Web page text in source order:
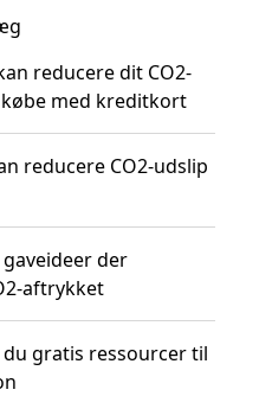
reducere dit CO2-
med kreditkort
reducere CO2-udslip
der
aftrykket
gratis ressourcer til